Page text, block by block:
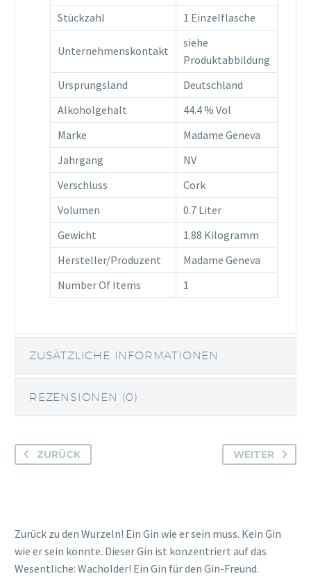
Stückzahl
1 Einzelflasche
Unternehmenskontakt
siehe
Produktabbildung
Ursprungsland
Deutschland
Alkoholgehalt
44.4 % Vol
Marke
Madame Geneva
Jahrgang
NV
Verschluss
Cork
Volumen
0.7 Liter
Gewicht
1.88 Kilogramm
Hersteller/Produzent
Madame Geneva
Number Of Items
1
ZUSÄTZLICHE INFORMATIONEN
REZENSIONEN (0)
ZURÜCK WEITER
Zurück zu den Wurzeln! Ein Gin wie er sein muss. Kein Gin
wie er sein könnte. Dieser Gin ist konzentriert auf das
Wesentliche: Wacholder! Ein Gin für den Gin-Freund.